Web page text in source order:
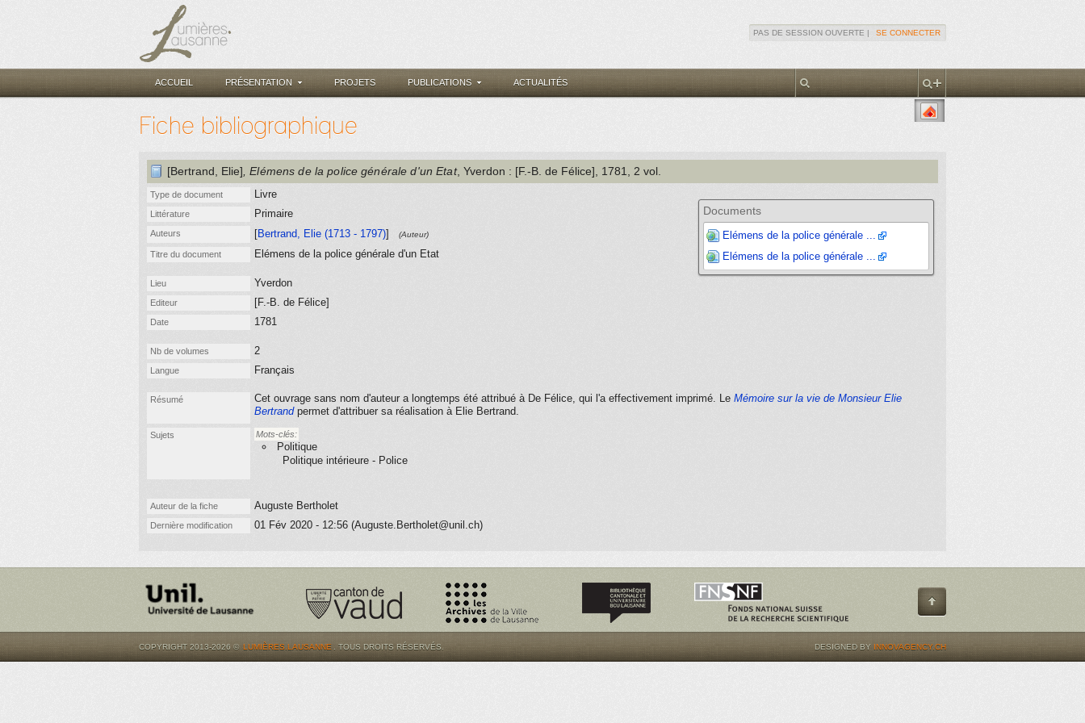
PAS DE SESSION OUVERTE | SE CONNECTER
ACCUEIL PRÉSENTATION PROJETS PUBLICATIONS ACTUALITÉS
Fiche bibliographique
[Bertrand, Elie] , Elémens de la police générale d'un Etat, Yverdon : [F.-B. de Félice] , 1781 , 2 vol.
Documents
Elémens de la police générale ...
Elémens de la police générale ...
Type de document Livre
Littérature Primaire
Auteurs [Bertrand, Elie (1713 - 1797)] (Auteur)
Titre du document Elémens de la police générale d'un Etat
Lieu Yverdon
Editeur [F.-B. de Félice]
Date 1781
Nb de volumes 2
Langue Français
Résumé Cet ouvrage sans nom d'auteur a longtemps été attribué à De Félice, qui l'a effectivement imprimé. Le Mémoire sur la vie de Monsieur Elie
Bertrandpermet d'attribuer sa réalisation à Elie Bertrand.
Sujets Mots-clés:
Politique
Politique intérieure - Police
Auteur de la fiche Auguste Bertholet
Dernière modification 01 Fév 2020 - 12:56 (Auguste.Bertholet@unil.ch)
COPYRIGHT 2013-2026 © LUMIÈRES.LAUSANNE . TOUS DROITS RÉSERVÉS. DESIGNED BY INNOVAGENCY.CH